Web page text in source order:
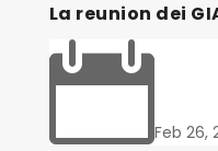
La reunion dei
Feb 26,